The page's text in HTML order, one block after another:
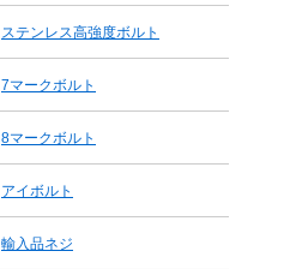
ステンレス高強度ボルト
7マークボルト
8マークボルト
アイボルト
輸入品ネジ